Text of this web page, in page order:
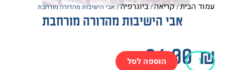
/קריאה/ביוגרפיה/ אבי הישיבות מהדורה מורחבת
אבי הישיבות מהדורה מורחבת
הוספה לסל